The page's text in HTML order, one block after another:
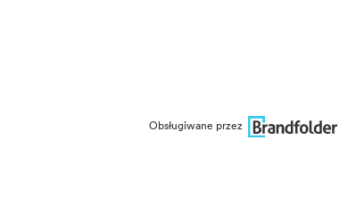
Obsługiwane przez